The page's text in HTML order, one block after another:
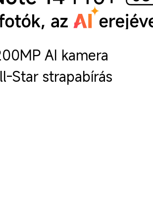
AI kamera
Star strapabírás